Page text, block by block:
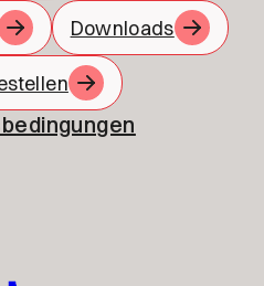
Downloads